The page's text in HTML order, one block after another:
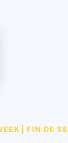
| FIN DE